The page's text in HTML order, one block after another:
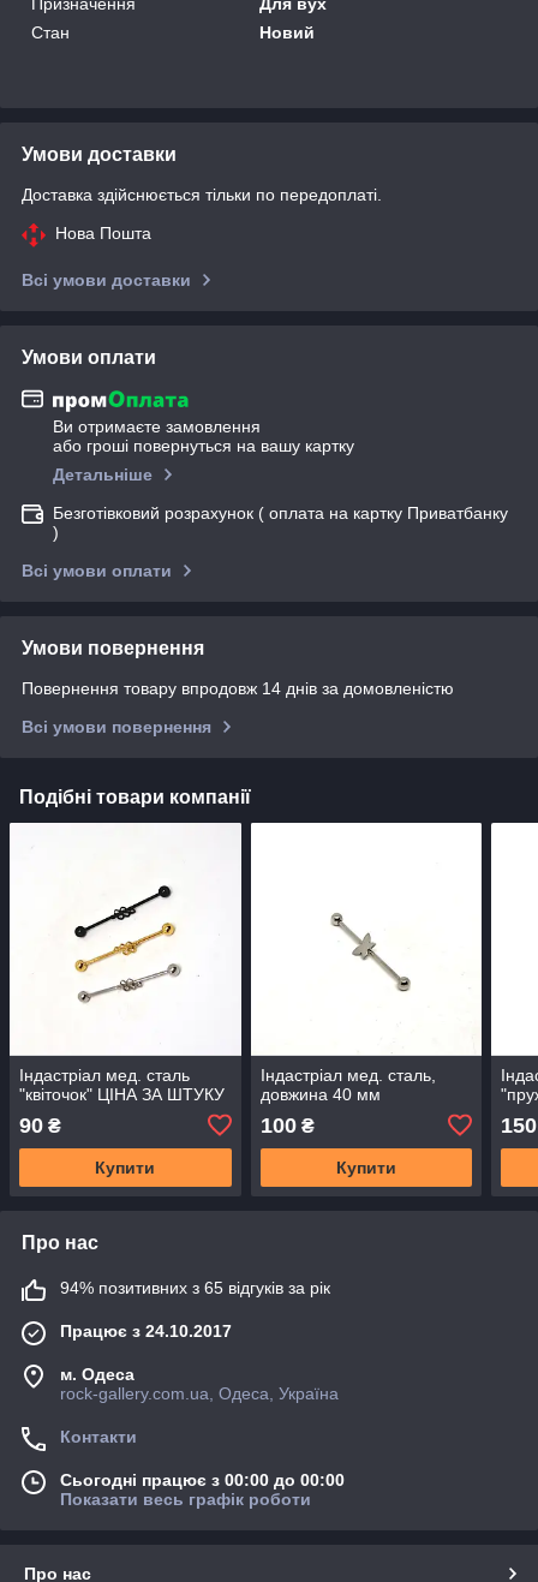
Стан
Новий
Умови доставки
Доставка здійснюється тільки по передоплаті.
Нова Пошта
Всі умови доставки
Умови оплати
Ви отримаєте замовлення
або гроші повернуться на вашу картку
Детальніше
Безготівковий розрахунок ( оплата на картку Приватбанку
)
Всі умови оплати
Умови повернення
Повернення товару впродовж 14 днів за домовленістю
Всі умови повернення
Подібні товари компанії
Індастріал мед. сталь
"квіточок" ЦIНА ЗА ШТУКУ
90 ₴
Купити
Індастріал мед. сталь,
довжина 40 мм
100₴
Купити
150
Про нас
94% позитивних з 65 відгуків за рік
Працює з 24.10.2017
м. Одеса
rock-gallery.com.ua, Одеса, Україна
Контакти
Сьогодні працює з 00:00 до 00:00
Показати весь графік роботи
Про нас